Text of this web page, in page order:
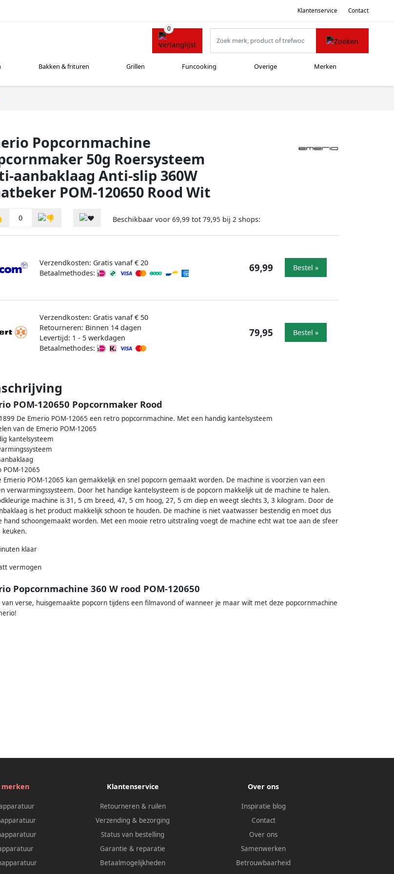
Klantenservice Contact
Bakken & frituren Grillen Funcooking Overige Merken
Popcornmachine
50g Roersysteem
aanbaklaag Anti-slip 360W
POM-120650 Rood Wit
0 Beschikbaar voor 69,99 tot 79,95 bij 2 shops:
Verzendkosten: Gratis vanaf € 20
Betaalmethodes:
69,99 Bestel »
Verzendkosten: Gratis vanaf € 50
Retourneren: Binnen 14 dagen
Levertijd: 1 - 5 werkdagen
Betaalmethodes:
79,95 Bestel »
POM-120650 Popcornmaker Rood
De Emerio POM-12065 een retro popcornmachine. Met een handig kantelsysteem
van de Emerio POM-12065
kantelsysteem
POM-12065
Emerio POM-12065 kan gemakkelijk en snel popcorn gemaakt worden. De machine is voorzien van een
verwarmingssysteem. Door het handige kantelsysteem is de popcorn makkelijk uit de machine te halen.
machine is 31, 5 cm breed, 47, 5 cm hoog, 27, 5 cm diep en weegt slechts 3, 3 kilogram. Door de
is het product makkelijk schoon te houden. De machine is niet vaatwasser bestendig en moet dus
hand schoongemaakt worden. Met een mooie retro uitstraling voegt de machine echt wat toe aan de sfeer
keuken.
klaar
vermogen
Popcornmachine 360 W rood POM-120650
van verse, huisgemaakte popcorn tijdens een filmavond of wanneer je maar wilt met deze popcornmachine
merken Klantenservice
Retourneren & ruilen
Verzending & bezorging
Status van bestelling
Garantie & reparatie
Betaalmogelijkheden
Over ons
Inspiratie blog
Contact
Over ons
Samenwerken
Betrouwbaarheid